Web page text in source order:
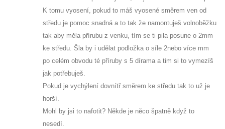
K tomu vyosení, pokud to máš vyosené směrem ven od
středu je pomoc snadná a to tak že namontuješ volnoběžku
tak aby měla přírubu z venku, tím se ti pila posune o 2mm
ke středu. Šla by i udělat podložka o síle 2nebo více mm
po celém obvodu té příruby s 5 dírama a tim si to vymezíš
jak potřebuješ.
Pokud je vychýlení dovnítř směrem ke středu tak to už je
horší.
Mohl by jsi to nafotit? Někde je něco špatně když to
nesedí.